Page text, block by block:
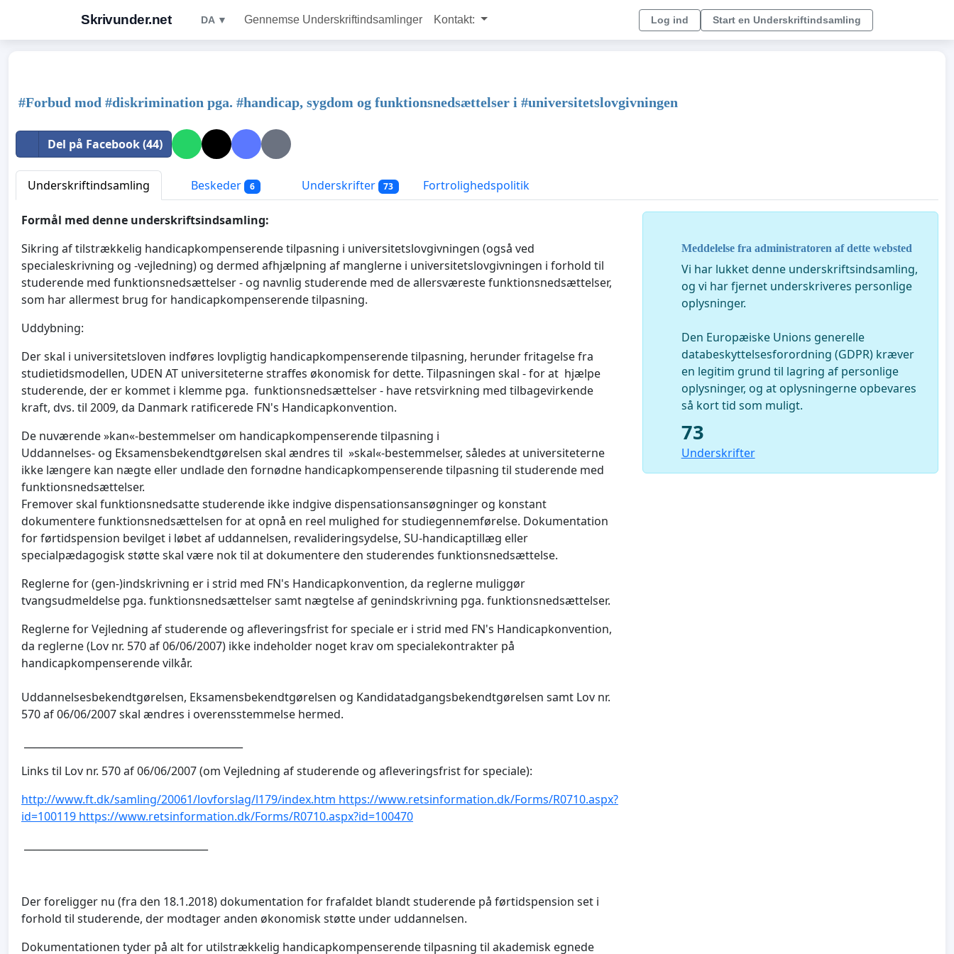
Skrivunder.net DA ▼ Gennemse Underskriftindsamlinger Kontakt: Log ind Start en Underskriftindsamling
#Forbud mod #diskrimination pga. #handicap, sygdom og funktionsnedsættelser i #universitetslovgivningen
Del på Facebook (44)
Underskriftindsamling Beskeder 6 Underskrifter 73 Fortrolighedspolitik
Formål med denne underskriftsindsamling:
Sikring af tilstrækkelig handicapkompenserende tilpasning i universitetslovgivningen (også ved
specialeskrivning og -vejledning) og dermed afhjælpning af manglerne i universitetslovgivningen i forhold til
studerende med funktionsnedsættelser - og navnlig studerende med de allersværeste funktionsnedsættelser,
som har allermest brug for handicapkompenserende tilpasning.
Uddybning:
Der skal i universitetsloven indføres lovpligtig handicapkompenserende tilpasning, herunder fritagelse fra
studietidsmodellen, UDEN AT universiteterne straffes økonomisk for dette. Tilpasningen skal - for at hjælpe
studerende, der er kommet i klemme pga. funktionsnedsættelser - have retsvirkning med tilbagevirkende
kraft, dvs. til 2009, da Danmark ratificerede FN's Handicapkonvention.
De nuværende »kan«-bestemmelser om handicapkompenserende tilpasning i
Uddannelses- og Eksamensbekendtgørelsen skal ændres til »skal«-bestemmelser, således at universiteterne
ikke længere kan nægte eller undlade den fornødne handicapkompenserende tilpasning til studerende med
funktionsnedsættelser.
Fremover skal funktionsnedsatte studerende ikke indgive dispensationsansøgninger og konstant
dokumentere funktionsnedsættelsen for at opnå en reel mulighed for studiegennemførelse. Dokumentation
for førtidspension bevilget i løbet af uddannelsen, revalideringsydelse, SU-handicaptillæg eller
specialpædagogisk støtte skal være nok til at dokumentere den studerendes funktionsnedsættelse.
Reglerne for (gen-)indskrivning er i strid med FN's Handicapkonvention, da reglerne muliggør
tvangsudmeldelse pga. funktionsnedsættelser samt nægtelse af genindskrivning pga. funktionsnedsættelser.
Reglerne for Vejledning af studerende og afleveringsfrist for speciale er i strid med FN's Handicapkonvention,
da reglerne (Lov nr. 570 af 06/06/2007) ikke indeholder noget krav om specialekontrakter på
handicapkompenserende vilkår.
Uddannelsesbekendtgørelsen, Eksamensbekendtgørelsen og Kandidatadgangsbekendtgørelsen samt Lov nr.
570 af 06/06/2007 skal ændres i overensstemmelse hermed.
Links til Lov nr. 570 af 06/06/2007 (om Vejledning af studerende og afleveringsfrist for speciale):
http://www.ft.dk/samling/20061/lovforslag/l179/index.htm https://www.retsinformation.dk/Forms/R0710.aspx?
id=100119 https://www.retsinformation.dk/Forms/R0710.aspx?id=100470
Der foreligger nu (fra den 18.1.2018) dokumentation for frafaldet blandt studerende på førtidspension set i
forhold til studerende, der modtager anden økonomisk støtte under uddannelsen.
Dokumentationen tyder på alt for utilstrækkelig handicapkompenserende tilpasning til akademisk egnede
Meddelelse fra administratoren af dette websted
Vi har lukket denne underskriftsindsamling,
og vi har fjernet underskriveres personlige
oplysninger.
Den Europæiske Unions generelle
databeskyttelsesforordning (GDPR) kræver
en legitim grund til lagring af personlige
oplysninger, og at oplysningerne opbevares
så kort tid som muligt.
73
Underskrifter